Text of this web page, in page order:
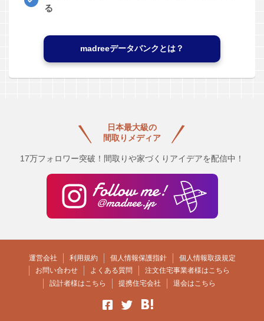
る
madreeデータバンクとは？
日本最大級の
間取りメディア
17万フォロワー突破！間取りや家づくりアイデアを配信中！
運営会社 利用規約 個人情報保護指針
個人情報取扱規定
お問い合わせ
よくある質問
注文住宅事業者様はこちら
設計者様はこちら
提携住宅会社 退会はこちら